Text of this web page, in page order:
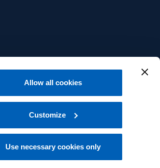
Allow all cookies
Customize
Use necessary cookies only